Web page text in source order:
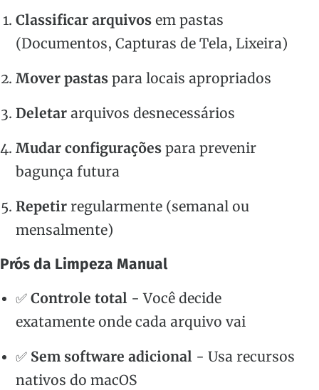
Classificar arquivos em pastas
(Documentos, Capturas de Tela, Lixeira)
Mover pastas para locais apropriados
Deletar arquivos desnecessários
Mudar configurações para prevenir
bagunça futura
Repetir regularmente (semanal ou
mensalmente)
Prós da Limpeza Manual
✅Controle total - Você decide
exatamente onde cada arquivo vai
✅ Sem software adicional - Usa recursos
nativos do macOS